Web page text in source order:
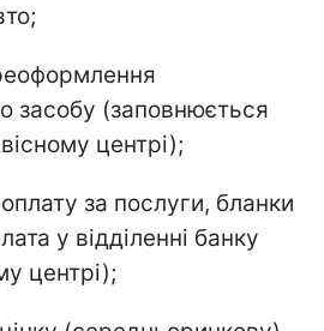
засобу (заповнюється
центрі);
оплату за послуги, бланки
у відділенні банку
центрі);